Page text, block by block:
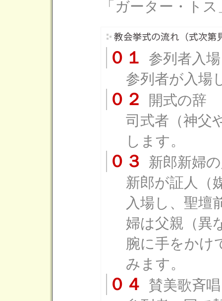
「ガーター・ト
０１
参列者入場
参列者が入場
０２
開式の辞
司式者（神父
します。
０３
新郎新婦
新郎が証人（
入場し、聖壇
婦は父親（異
腕に手をかけ
みます。
０４
賛美歌斉唱